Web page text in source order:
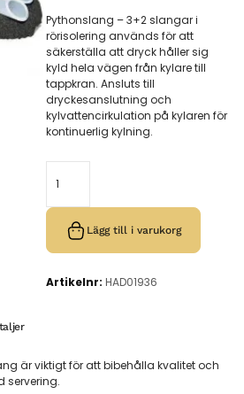
Pythonslang – 3+2 slangar i
rörisolering används för att
säkerställa att dryck håller sig
kyld hela vägen från kylare till
tappkran. Ansluts till
dryckesanslutning och
kylvattencirkulation på kylaren för
kontinuerlig kylning.
Lägg till i varukorg
Artikelnr: HAD01936
är viktigt för att bibehålla kvalitet och
servering.